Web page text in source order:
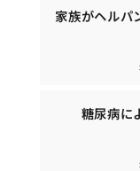
家族がヘルパ
糖尿病に